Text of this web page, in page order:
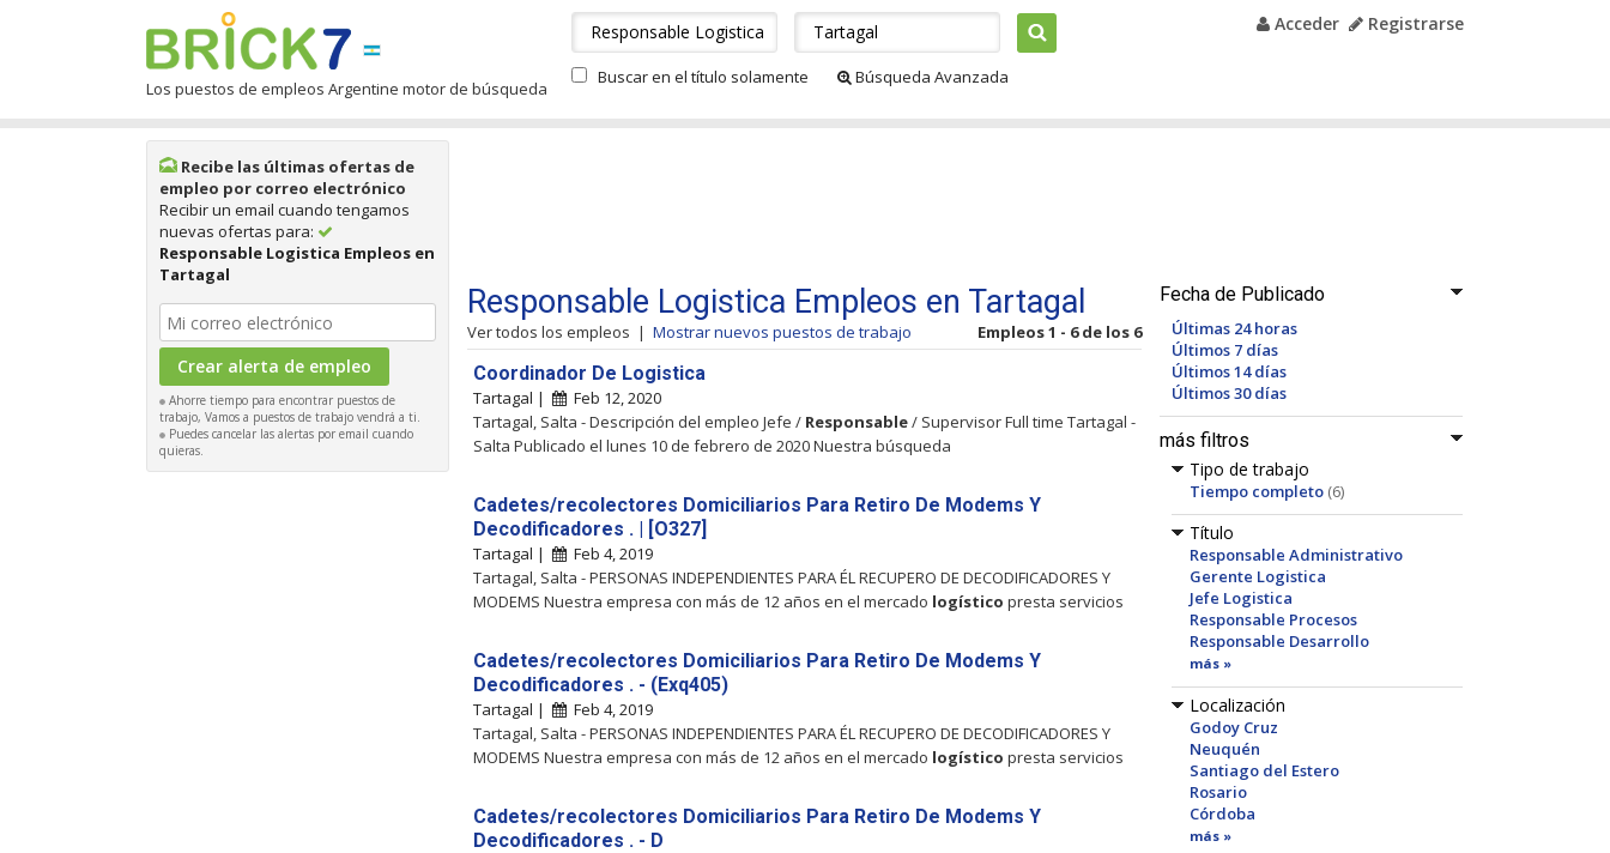
Los puestos de empleos Argentine motor de búsqueda
Acceder Registrarse
Buscar en el título solamente Búsqueda Avanzada
Recibe las últimas ofertas de
empleo por correo electrónico
Recibir un email cuando tengamos
nuevas ofertas para:
Responsable Logistica Empleos en
Tartagal
Ahorre tiempo para encontrar puestos de
trabajo, Vamos a puestos de trabajo vendrá a ti.
Puedes cancelar las alertas por email cuando
quieras.
Fecha de Publicado
Últimas 24 horas
Últimos 7 días
Últimos 14 días
Últimos 30 días
más filtros
Tipo de trabajo
Tiempo completo (6)
Título
Responsable Administrativo
Gerente Logistica
Jefe Logistica
Responsable Procesos
Responsable Desarrollo
más »
Localización
Godoy Cruz
Neuquén
Santiago del Estero
Rosario
Córdoba
más »
Responsable Logistica Empleos en Tartagal
Ver todos los empleos | Mostrar nuevos puestos de trabajo Empleos 1 - 6 de los 6
Coordinador De Logistica
Tartagal |
Feb 12, 2020
Tartagal, Salta - Descripción del empleo Jefe / Responsable/ Supervisor Full time Tartagal -
Salta Publicado el lunes 10 de febrero de 2020 Nuestra búsqueda
Cadetes/recolectores Domiciliarios Para Retiro De Modems Y
Decodificadores . | [O327]
Tartagal |
Feb 4, 2019
Tartagal, Salta - PERSONAS INDEPENDIENTES PARA ÉL RECUPERO DE DECODIFICADORES Y
MODEMS Nuestra empresa con más de 12 años en el mercado logístico presta servicios
Cadetes/recolectores Domiciliarios Para Retiro De Modems Y
Decodificadores . - (Exq405)
Tartagal |
Feb 4, 2019
Tartagal, Salta - PERSONAS INDEPENDIENTES PARA ÉL RECUPERO DE DECODIFICADORES Y
MODEMS Nuestra empresa con más de 12 años en el mercado logístico presta servicios
Cadetes/recolectores Domiciliarios Para Retiro De Modems Y
Decodificadores . - D